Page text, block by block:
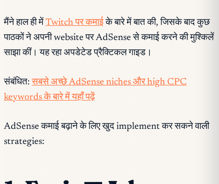
मैंने हाल ही में Twitch पर कमाईके बारे में बात की, जिसके बाद कुछ
पाठकों ने अपनी website पर AdSense से कमाई करने की मुश्किलें
साझा कीं। यह रहा अपडेटेड प्रैक्टिकल गाइड।
संबंधित:सबसे अच्छे AdSense niches और high CPC
keywords के बारे में यहाँ पढ़ें
AdSense कमाई बढ़ाने के लिए खुद implement कर सकने वाली
strategies: